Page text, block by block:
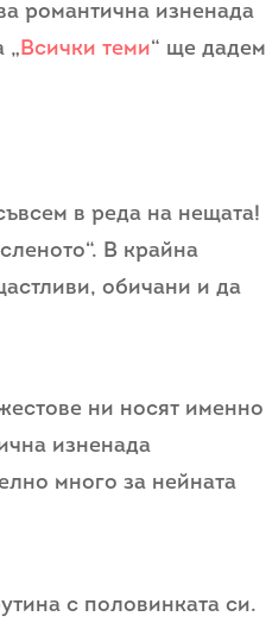
романтична изненада
„Всички теми“ ще дадем
в реда на нещата!
В крайна
обичани и да
ни носят именно
изненада
много за нейната
с половинката си.